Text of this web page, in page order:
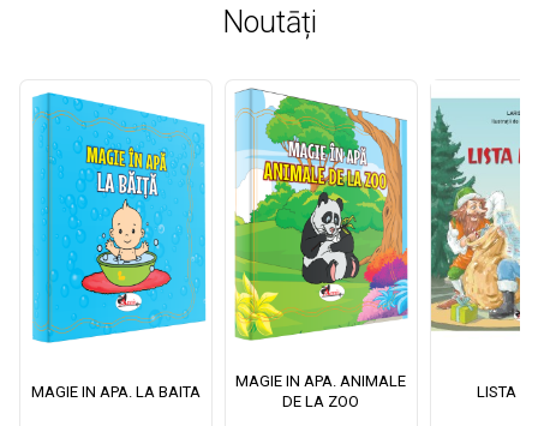
Noutāți
MAGIE IN APA. LA BAITA
MAGIE IN APA. ANIMALE
DE LA ZOO
LISTA